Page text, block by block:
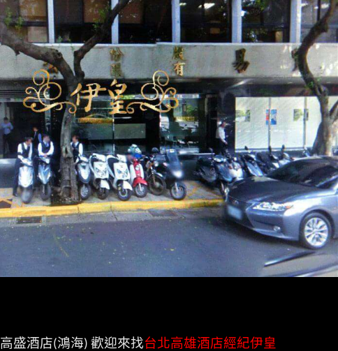
高盛酒店(鴻海) 歡迎來找台北高雄酒店經紀伊皇